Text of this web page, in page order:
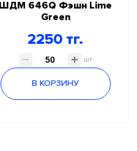
ШДМ 646Q Фэшн Lime
Green
2250 тг.
шт
В КОРЗИНУ